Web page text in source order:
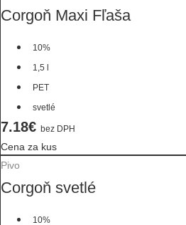
Corgoň Maxi Fľaša
10%
1,5 l
PET
svetlé
7.18€ bez DPH
Cena za kus
Pivo
Corgoň svetlé
10%